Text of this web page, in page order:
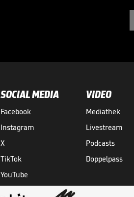
SOCIAL MEDIA
Facebook
Instagram
X
TikTok
YouTube
VIDEO
Mediathek
Livestream
Podcasts
Doppelpass